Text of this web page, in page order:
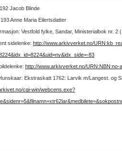
Jacob Blinde
Anne Maria Eilertsdatter
Vestfold fylke, Sandar, Ministerialbok nr. 2
sidelenke: http://www.arkivverket.no/
83
http://www.arkivverket.no/URN:NBN:no-
Ekstraskatt 1762: Larvik m/Langest. og
cgi-win/webcens.exe?